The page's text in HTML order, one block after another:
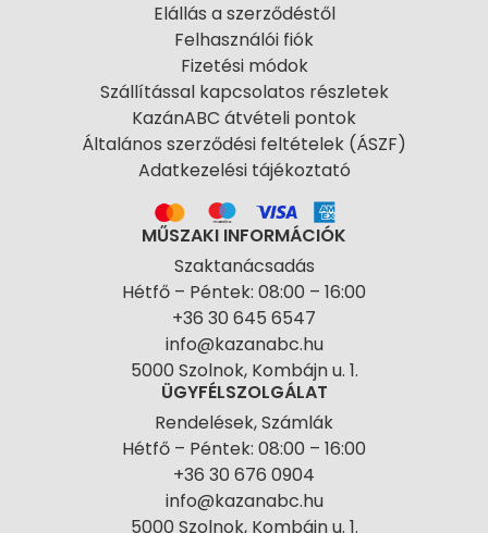
Elállás a szerződéstől
Felhasználói fiók
Fizetési módok
Szállítással kapcsolatos részletek
KazánABC átvételi pontok
Általános szerződési feltételek (ÁSZF)
Adatkezelési tájékoztató
MŰSZAKI INFORMÁCIÓK
Szaktanácsadás
Hétfő – Péntek: 08:00 – 16:00
+36 30 645 6547
info@kazanabc.hu
5000 Szolnok, Kombájn u. 1.
ÜGYFÉLSZOLGÁLAT
Rendelések, Számlák
Hétfő – Péntek: 08:00 – 16:00
+36 30 676 0904
info@kazanabc.hu
5000 Szolnok, Kombájn u. 1.